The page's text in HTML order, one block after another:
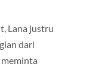
Lana justru
dari